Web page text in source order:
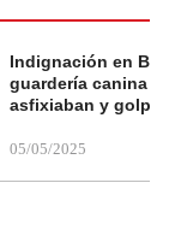
Indignación en
guardería canina
asfixiaban y
05/05/2025